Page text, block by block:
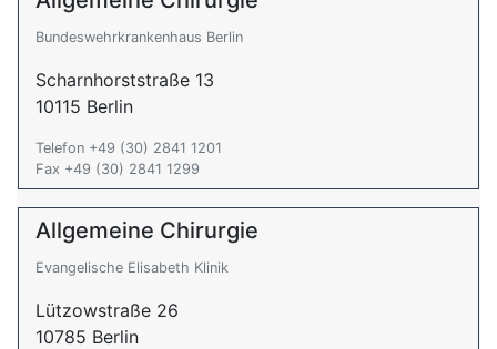
Bundeswehrkrankenhaus Berlin
Scharnhorststraße 13
10115 Berlin
Telefon +49 (30) 2841 1201
Fax +49 (30) 2841 1299
Allgemeine Chirurgie
Evangelische Elisabeth Klinik
Lützowstraße 26
10785 Berlin